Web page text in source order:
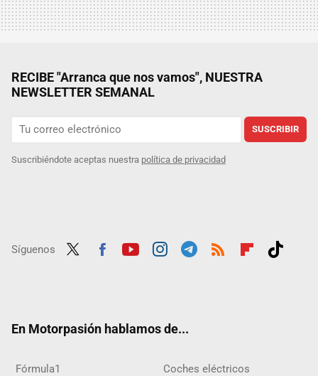
RECIBE "Arranca que nos vamos", NUESTRA
NEWSLETTER SEMANAL
SUSCRIBIR
Suscribiéndote aceptas nuestra política de privacidad
Síguenos
En Motorpasión hablamos de...
Fórmula1 Coches eléctricos